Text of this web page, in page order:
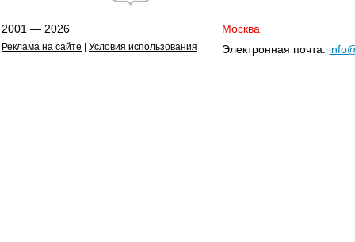
2001 — 2026
Реклама на сайте Условия использования
Москва
Электронная почта: